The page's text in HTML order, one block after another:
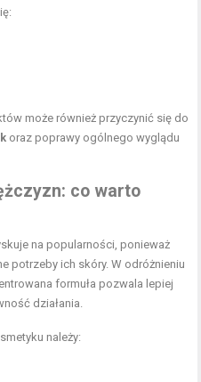
może również przyczynić się do
oraz poprawy ogólnego wyglądu
: co warto
na popularności, ponieważ
potrzeby ich skóry. W odróżnieniu
formuła pozwala lepiej
działania.
należy: